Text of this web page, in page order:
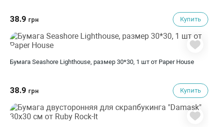
38.9 грн Купить
Бумага Seashore Lighthouse, размер 30*30, 1 шт от Paper House
38.9 грн Купить